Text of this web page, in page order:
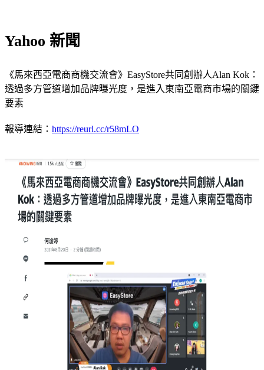
Yahoo 新聞
《馬來西亞電商商機交流會》EasyStore共同創辦人Alan Kok：
透過多方管道增加品牌曝光度，是進入東南亞電商市場的關鍵
要素
報導連結： https://reurl.cc/r58mLO